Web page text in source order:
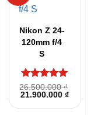
Nikon Z 24-
120mm f/4
S
Được xếp
hạng55
26.500.000₫
Giá
là:
21.900.000₫Giá
hiện
tại